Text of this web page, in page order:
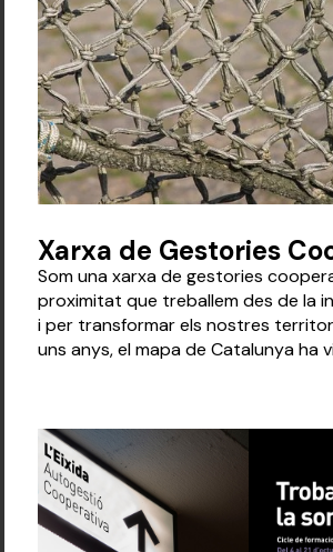
Xarxa de Gestories
Som una xarxa de gestories
proximitat que treballem des de la
i per transformar els nostres
uns anys, el mapa de Catalunya ha